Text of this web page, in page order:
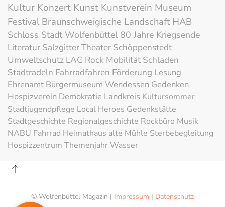
Kultur Konzert Kunst Kunstverein Museum
Festival Braunschweigische Landschaft HAB
Schloss Stadt Wolfenbüttel 80 Jahre Kriegsende
Literatur SalzgitterTheater Schöppenstedt
Umweltschutz LAG Rock Mobilität Schladen
Stadtradeln Fahrradfahren Förderung Lesung
Ehrenamt Bürgermuseum Wendessen Gedenken
Hospizverein Demokratie Landkreis Kultursommer
Stadtjugendpflege Local Heroes Gedenkstätte
Stadtgeschichte Regionalgeschichte Rockbüro Musik
NABU Fahrrad Heimathaus alte Mühle Sterbebegleitung
Hospizzentrum Themenjahr Wasser
© Wolfenbüttel Magazin | Impressum | Datenschutz